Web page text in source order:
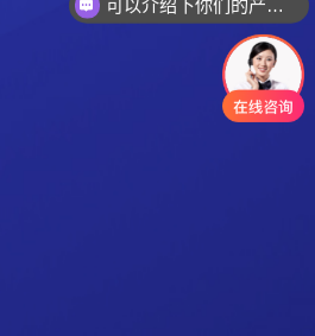
你们是怎么收费的呢